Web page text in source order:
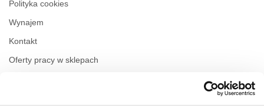
Polityka cookies
Wynajem
Kontakt
Oferty pracy w sklepach